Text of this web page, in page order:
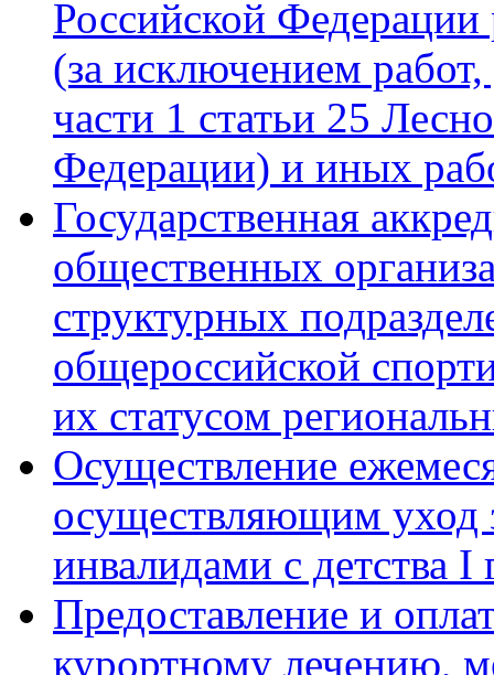
Российской Федерации
(за исключением
части 1 статьи 25
Федерации) и иных
Государственная
общественных
структурных
общероссийской
их статусом
Осуществление
осуществляющим уход
инвалидами с детства I
Предоставление и
курортному лечению,